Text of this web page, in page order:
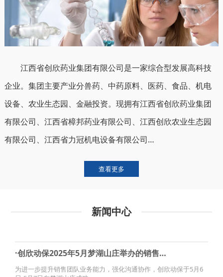
江西省创欣药业集团有限公司是一家综合型发展高科技
企业。集团主要产业分兽药、中药原料、医药、食品、机电
设备、农业生态园、金融投资。现拥有江西省创欣药业集团
有限公司、江西省樟邦药业有限公司、江西创欣农业生态园
有限公司、江西省力冠机电设备有限公司…
查看更多
新闻中心
·创欣动保2025年5月梦湖山庄举办的销售…
为进一步提升销售团队业务能力，强化沟通协作，创欣动保于5月6